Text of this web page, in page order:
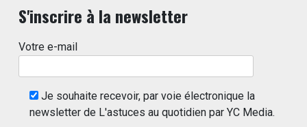
S'inscrire à la newsletter
Votre e-mail
Je souhaite recevoir, par voie électronique la
newsletter de L'astuces au quotidien par YC Media.